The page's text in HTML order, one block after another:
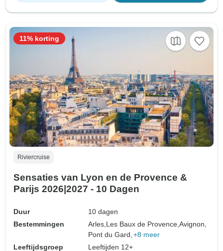
Riviercruise
Sensaties van Lyon en de Provence &
Parijs 2026|2027 - 10 Dagen
Duur
10 dagen
Bestemmingen
Arles, Les Baux de Provence,Avignon,
Pont du Gard, +8 meer
Leeftijdsgroep
Leeftijden 12+
11% korting